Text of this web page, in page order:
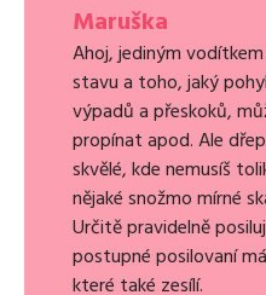
Maruška
Ahoj, jediným
stavu a toho, jaký
výpadů a přeskoků,
propínat apod. Ale
skvělé, kde nemusíš
nějaké snožmo mírné
Určitě pravidelně
postupné posilovaní
které také zesílí.